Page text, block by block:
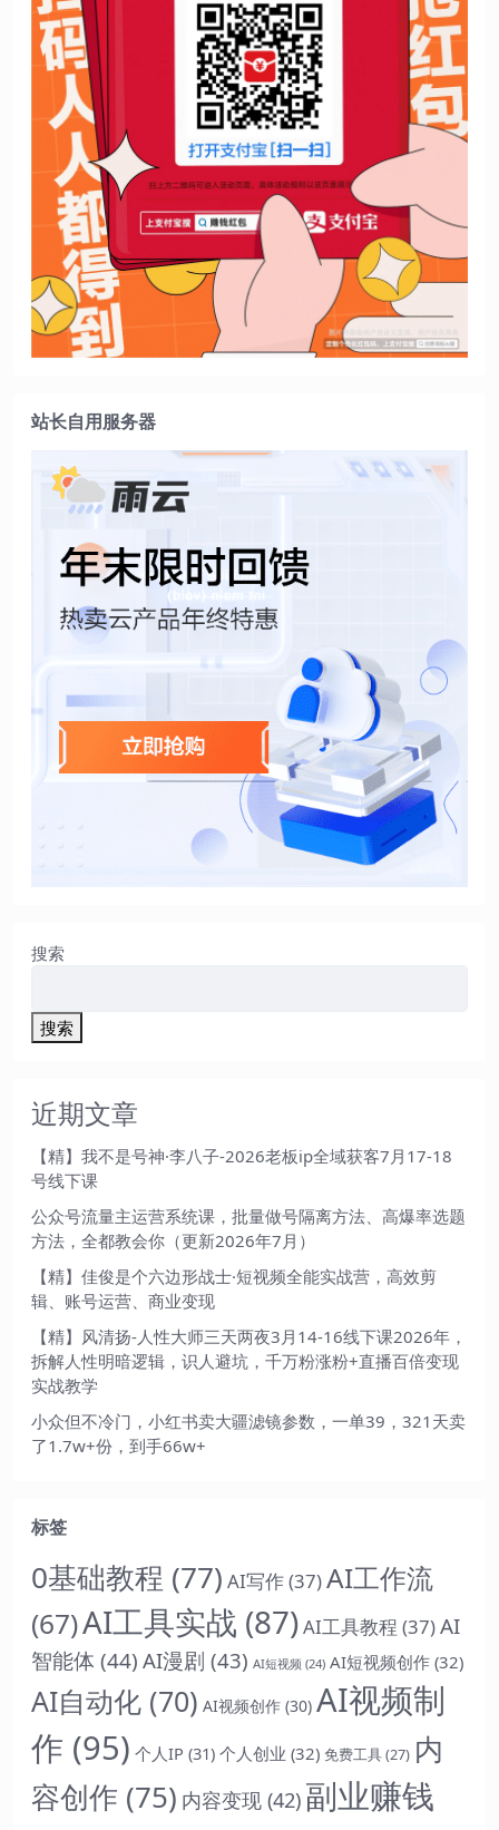
站长自用服务器
搜索
搜索
近期文章
【精】我不是号神·李八子-2026老板ip全域获客7月17-18
号线下课
公众号流量主运营系统课，批量做号隔离方法、高爆率选题
方法，全都教会你（更新2026年7月）
【精】佳俊是个六边形战士·短视频全能实战营，高效剪
辑、账号运营、商业变现
【精】风清扬-人性大师三天两夜3月14-16线下课2026年，
拆解人性明暗逻辑，识人避坑，千万粉涨粉+直播百倍变现
实战教学
小众但不冷门，小红书卖大疆滤镜参数，一单39，321天卖
了1.7w+份，到手66w+
标签
0基础教程 (77) AI写作(37)AI工作流
(67)AI工具实战 (87)AI工具教程 (37)AI
智能体 (44) AI漫剧 (43) AI短视频 (24) AI短视频创作 (32)
AI自动化 (70) AI视频创作 (30) AI视频制
作 (95) 个人IP (31) 个人创业 (32) 免费工具(27) 内
容创作 (75) 内容变现 (42) 副业赚钱